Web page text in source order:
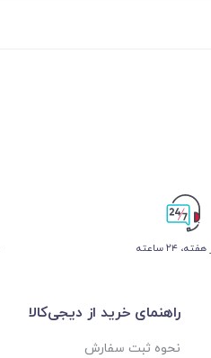
راهنمای خرید از دیجی‌کالا
نحوه ثبت سفارش